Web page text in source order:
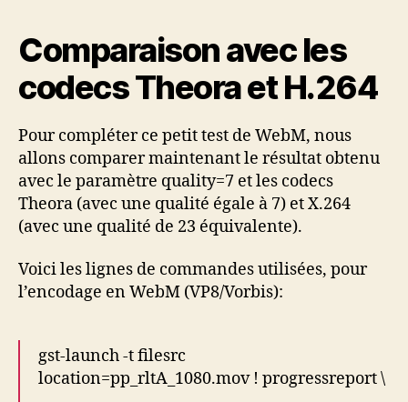
Comparaison avec les
codecs Theora et H.264
Pour compléter ce petit test de WebM, nous
allons comparer maintenant le résultat obtenu
avec le paramètre quality=7 et les codecs
Theora (avec une qualité égale à 7) et X.264
(avec une qualité de 23 équivalente).
Voici les lignes de commandes utilisées, pour
l’encodage en WebM (VP8/Vorbis):
gst-launch -t filesrc
location=pp_rltA_1080.mov ! progressreport \